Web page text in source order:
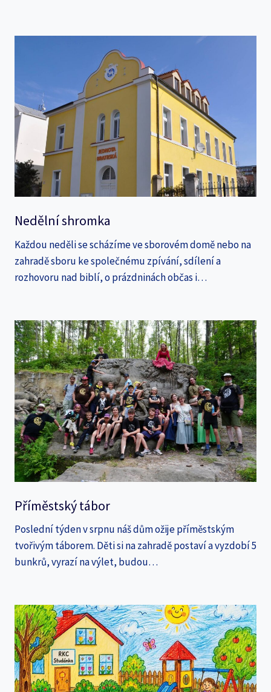
Nedělní shromka
Každou neděli se scházíme ve sborovém domě nebo na
zahradě sboru ke společnému zpívání, sdílení a
rozhovoru nad biblí, o prázdninách občas i…
Příměstský tábor
Poslední týden v srpnu náš dům ožije příměstským
tvořivým táborem. Děti si na zahradě postaví a vyzdobí 5
bunkrů, vyrazí na výlet, budou…